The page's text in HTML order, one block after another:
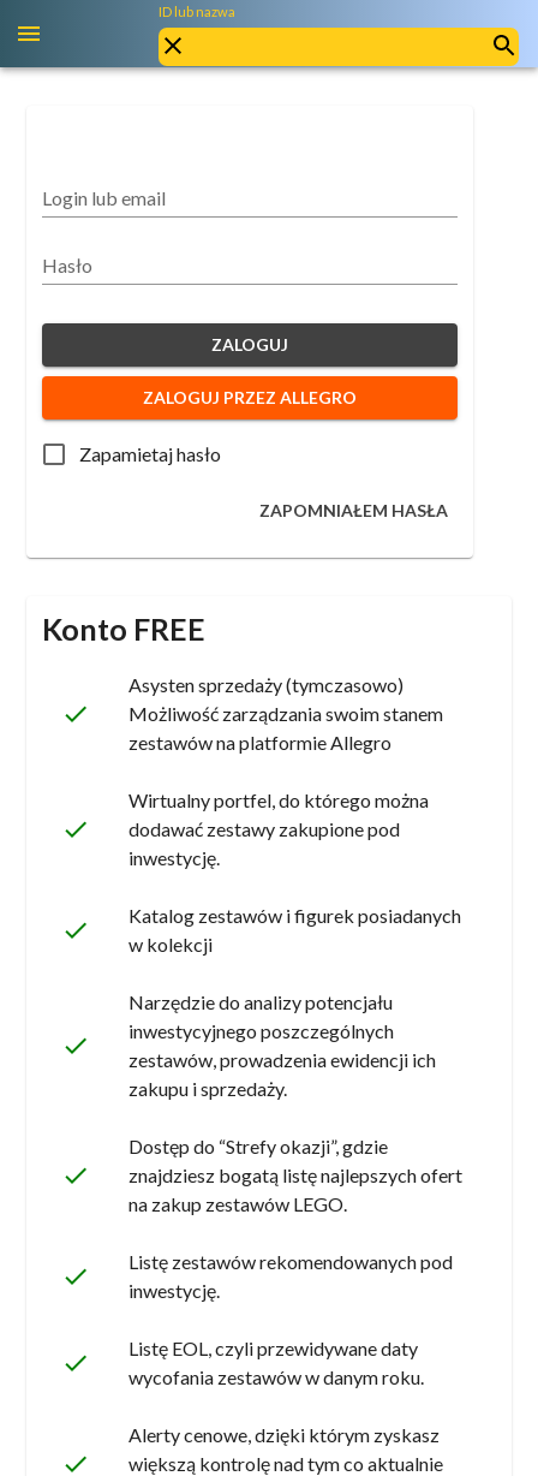
ID lub nazwa
Login lub email
Hasło
ZALOGUJ
ZALOGUJ PRZEZ ALLEGRO
Zapamietaj hasło
ZAPOMNIAŁEM HASŁA
Konto FREE
done
Asysten sprzedaży (tymczasowo)
Możliwość zarządzania swoim stanem
zestawów na platformie Allegro
done
Wirtualny portfel, do którego można
dodawać zestawy zakupione pod
inwestycję.
done
Katalog zestawów i figurek posiadanych
w kolekcji
done
Narzędzie do analizy potencjału
inwestycyjnego poszczególnych
zestawów, prowadzenia ewidencji ich
zakupu i sprzedaży.
done
Dostęp do “Strefy okazji”, gdzie
znajdziesz bogatą listę najlepszych ofert
na zakup zestawów LEGO.
done
Listę zestawów rekomendowanych pod
inwestycję.
done
Listę EOL, czyli przewidywane daty
wycofania zestawów w danym roku.
done
Alerty cenowe, dzięki którym zyskasz
większą kontrolę nad tym co aktualnie